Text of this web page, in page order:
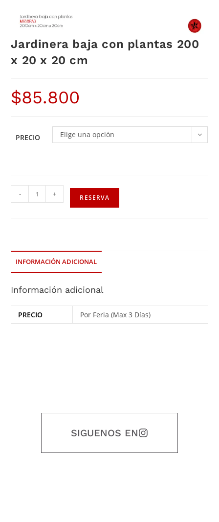
Jardinera baja con plantas 200
x 20 x 20 cm
$85.800
PRECIO Elige una opción
- + RESERVA
INFORMACIÓN ADICIONAL
Información adicional
PRECIO Por Feria (Max 3 Días)
SIGUENOS EN